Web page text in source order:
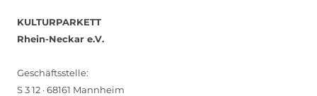
KULTURPARKETT
Rhein-Neckar e.V.
Geschäftsstelle:
S 3 12 · 68161 Mannheim